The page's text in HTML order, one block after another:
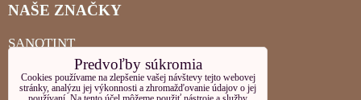
NAŠE ZNAČKY
SANOTINT
MIGLIORIN
Predvoľby súkromia
Cookies používame na zlepšenie vašej návštevy tejto webovej
stránky, analýzu jej výkonnosti a zhromažďovanie údajov o jej